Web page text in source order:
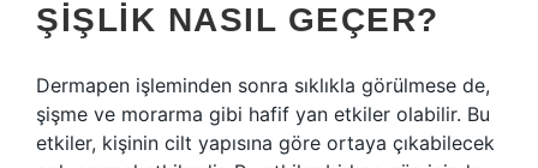
ŞIŞLIK NASIL GEÇER?
Dermapen işleminden sonra sıklıkla görülmese de,
şişme ve morarma gibi hafif yan etkiler olabilir. Bu
etkiler, kişinin cilt yapısına göre ortaya çıkabilecek